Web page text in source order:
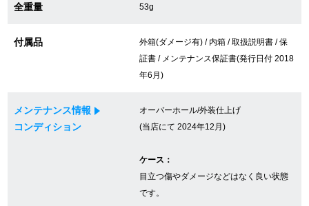
修理・メンテンナンスについて
外装仕上げについて
GINZA RASINについて
全重量 53g
付属品
外箱(ダメージ有) / 内箱 / 取扱説明書 / 保
証書 / メンテナンス保証書(発行日付 2018
年6月)
メンテナンス情報
コンディション
オーバーホール/外装仕上げ
(当店にて 2024年12月)
ケース：
目立つ傷やダメージなどはなく良い状態
です。